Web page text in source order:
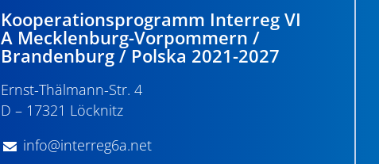
Kooperationsprogramm Interreg VI
A Mecklenburg-Vorpommern /
Brandenburg / Polska 2021-2027
Ernst-Thälmann-Str. 4
D – 17321 Löcknitz
info@interreg6a.net